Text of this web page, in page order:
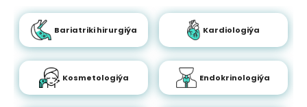
Bariatriki hirurgiýa Kardiologiýa
Kosmetologiýa Endokrinologiýa